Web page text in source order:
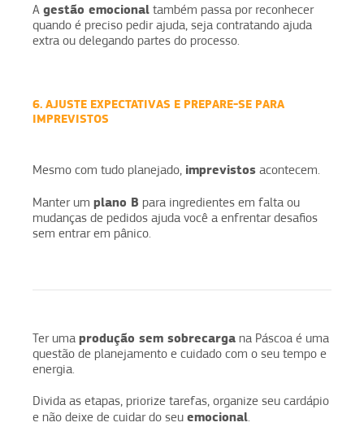
A gestão emocional também passa por reconhecer
quando é preciso pedir ajuda, seja contratando ajuda
extra ou delegando partes do processo.
6. AJUSTE EXPECTATIVAS E PREPARE-SE PARA
IMPREVISTOS
Mesmo com tudo planejado, imprevistos acontecem.
Manter um plano B para ingredientes em falta ou
mudanças de pedidos ajuda você a enfrentar desafios
sem entrar em pânico.
Ter uma produção sem sobrecarga na Páscoa é uma
questão de planejamento e cuidado com o seu tempo e
energia.
Divida as etapas, priorize tarefas, organize seu cardápio
e não deixe de cuidar do seu emocional.